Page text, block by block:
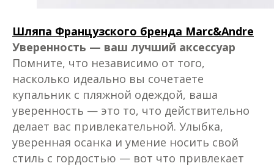
Шляпа Французского бренда Marc&Andre
Уверенность — ваш лучший аксессуар
Помните, что независимо от того,
насколько идеально вы сочетаете
купальник с пляжной одеждой, ваша
уверенность — это то, что действительно
делает вас привлекательной. Улыбка,
уверенная осанка и умение носить свой
стиль с гордостью — вот что привлекает